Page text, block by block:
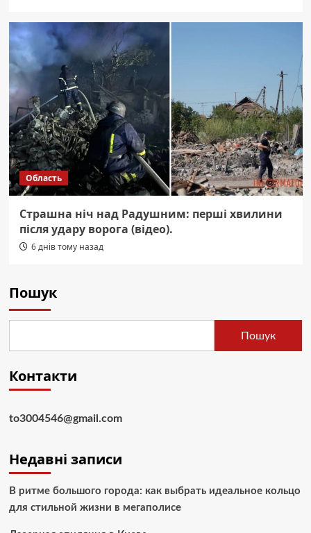
Область
Страшна ніч над Радушним: перші хвилини
після удару ворога (відео).
6 днів тому назад
Пошук
Пошук
Контакти
to3004546@gmail.com
Недавні записи
В ритме большого города: как выбрать идеальное кольцо
для стильной жизни в мегаполисе